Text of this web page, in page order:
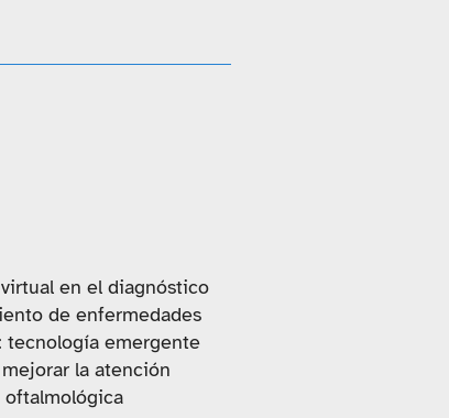
en el diagnóstico
de enfermedades
tecnología emergente
la atención
oftalmológica